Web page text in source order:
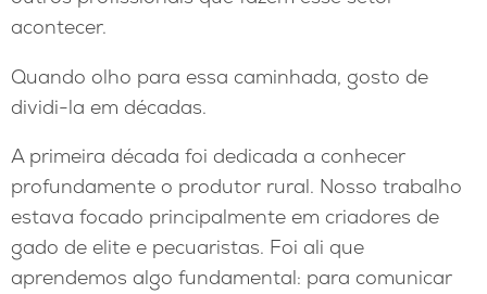
acontecer.
Quando olho para essa caminhada, gosto de
dividi-la em décadas.
A primeira década foi dedicada a conhecer
profundamente o produtor rural. Nosso trabalho
estava focado principalmente em criadores de
gado de elite e pecuaristas. Foi ali que
aprendemos algo fundamental: para comunicar